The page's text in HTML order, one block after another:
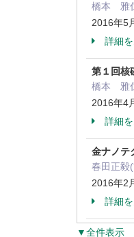
橋本 雅
2016年5
詳細
第１回
橋本 雅
2016年4
詳細
金ナノテ
春田正毅
2016年2
詳細
▼全件表示